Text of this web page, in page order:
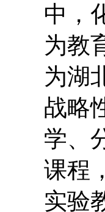
中，
为教
为湖
战略
学、
课程
实验